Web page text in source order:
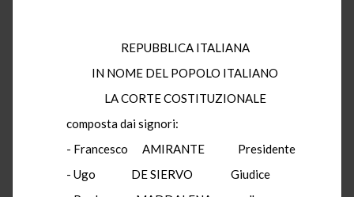
REPUBBLICA ITALIANA
IN NOME DEL POPOLO ITALIANO
LA CORTE COSTITUZIONALE
composta dai signori:
- Francesco AMIRANTE Presidente
- Ugo DE SIERVO Giudice